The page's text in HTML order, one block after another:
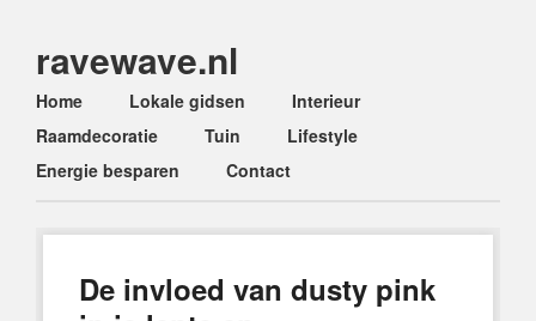
ravewave.nl
Main menu
Skip
to
content
Home Lokale gidsen
Interieur
Raamdecoratie
Tuin
Lifestyle
Energie besparen
Contact
De invloed van dusty pink